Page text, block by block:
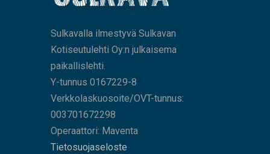
Sulkavalla ilmestyvä Sulkavan
Kotiseutulehti Oy:n julkaisema
paikallislehti.
Y-tunnus 0167229-8
Verkkolaskuosoite/OVT-tunnus:
003701672298
Operaattori: Maventa
Tietosuojaseloste